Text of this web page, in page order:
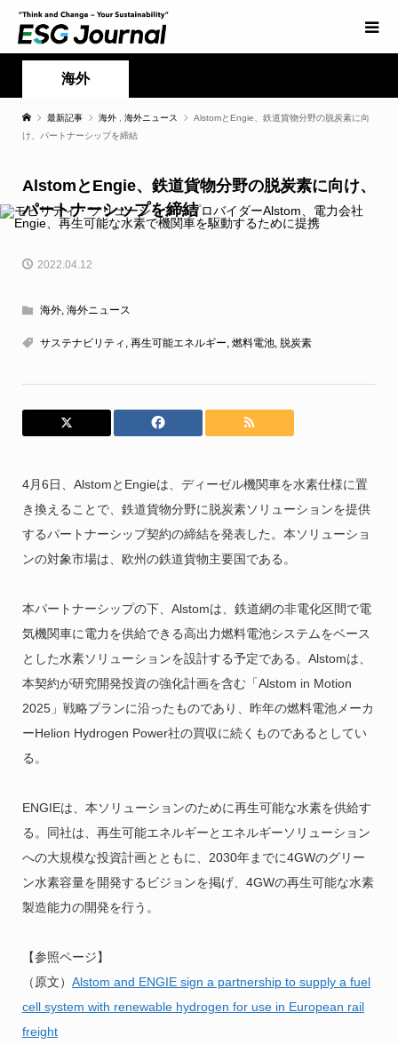
海外
最新記事 海外 海外ニュース
AlstomとEngie、鉄道貨物分野の脱炭素に向
け、パートナーシップを締結
AlstomとEngie、鉄道貨物分野の脱炭素に向け、
パートナーシップを締結
2022.04.12
海外, 海外ニュース
サステナビリティ , 再生可能エネルギー, 燃料電池, 脱炭素
4月6日、AlstomとEngieは、ディーゼル機関車を水素仕様に置
き換えることで、鉄道貨物分野に脱炭素ソリューションを提供
するパートナーシップ契約の締結を発表した。本ソリューショ
ンの対象市場は、欧州の鉄道貨物主要国である。
本パートナーシップの下、Alstomは、鉄道網の非電化区間で電
気機関車に電力を供給できる高出力燃料電池システムをベース
とした水素ソリューションを設計する予定である。Alstomは、
本契約が研究開発投資の強化計画を含む「Alstom in Motion
2025」戦略プランに沿ったものであり、昨年の燃料電池メーカ
ーHelion Hydrogen Power社の買収に続くものであるとしてい
る。
ENGIEは、本ソリューションのために再生可能な水素を供給す
る。同社は、再生可能エネルギーとエネルギーソリューション
への大規模な投資計画とともに、2030年までに4GWのグリー
ン水素容量を開発するビジョンを掲げ、4GWの再生可能な水素
製造能力の開発を行う。
【参照ページ】
（原文） Alstom and ENGIE sign a partnership to supply a fuel
cell system with renewable hydrogen for use in European rail
freight